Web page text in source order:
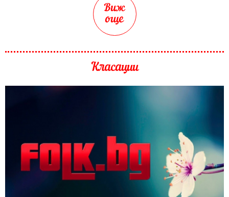
Виж
още
Класации